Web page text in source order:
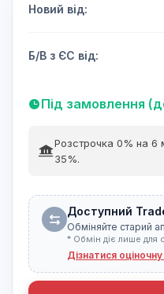
Новий від:
Б/В з ЄС від:
Під замовлення
Розстрочка 0% на 6
35%.
Доступний
Обміняйте старий
* Обмін діє лише для
Дізнатися